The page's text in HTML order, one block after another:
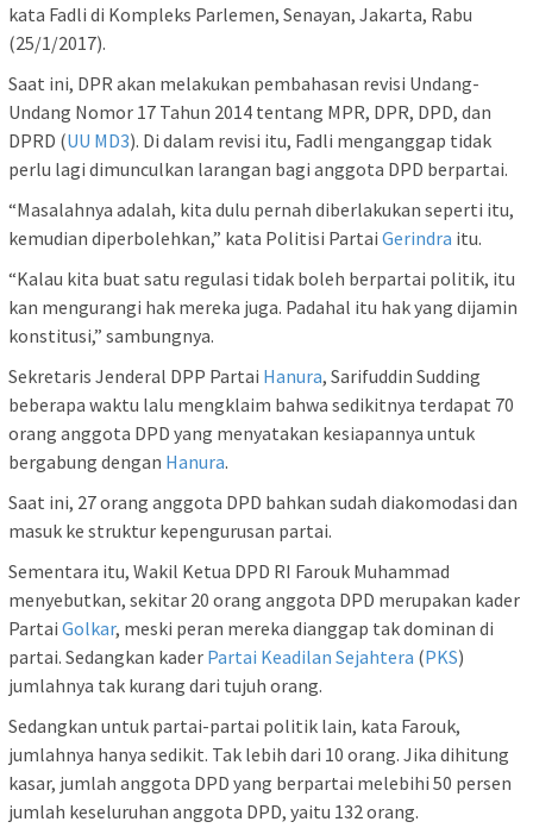
kata Fadli di Kompleks Parlemen, Senayan, Jakarta, Rabu
(25/1/2017).
Saat ini, DPR akan melakukan pembahasan revisi Undang-
Undang Nomor 17 Tahun 2014 tentang MPR, DPR, DPD, dan
DPRD (UU MD3). Di dalam revisi itu, Fadli menganggap tidak
perlu lagi dimunculkan larangan bagi anggota DPD berpartai.
“Masalahnya adalah, kita dulu pernah diberlakukan seperti itu,
kemudian diperbolehkan,” kata Politisi Partai Gerindra itu.
“Kalau kita buat satu regulasi tidak boleh berpartai politik, itu
kan mengurangi hak mereka juga. Padahal itu hak yang dijamin
konstitusi,” sambungnya.
Sekretaris Jenderal DPP Partai Hanura, Sarifuddin Sudding
beberapa waktu lalu mengklaim bahwa sedikitnya terdapat 70
orang anggota DPD yang menyatakan kesiapannya untuk
bergabung dengan Hanura.
Saat ini, 27 orang anggota DPD bahkan sudah diakomodasi dan
masuk ke struktur kepengurusan partai.
Sementara itu, Wakil Ketua DPD RI Farouk Muhammad
menyebutkan, sekitar 20 orang anggota DPD merupakan kader
Partai Golkar, meski peran mereka dianggap tak dominan di
partai. Sedangkan kader Partai Keadilan Sejahtera (PKS)
jumlahnya tak kurang dari tujuh orang.
Sedangkan untuk partai-partai politik lain, kata Farouk,
jumlahnya hanya sedikit. Tak lebih dari 10 orang. Jika dihitung
kasar, jumlah anggota DPD yang berpartai melebihi 50 persen
jumlah keseluruhan anggota DPD, yaitu 132 orang.